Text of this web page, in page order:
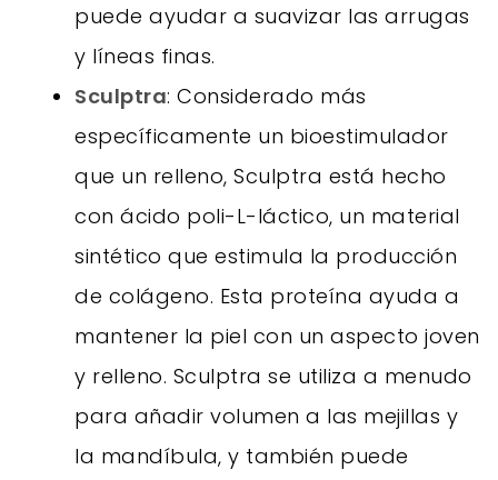
puede ayudar a suavizar las arrugas
y líneas finas.
Sculptra: Considerado más
específicamente un bioestimulador
que un relleno, Sculptra está hecho
con ácido poli-L-láctico, un material
sintético que estimula la producción
de colágeno. Esta proteína ayuda a
mantener la piel con un aspecto joven
y relleno. Sculptra se utiliza a menudo
para añadir volumen a las mejillas y
la mandíbula, y también puede